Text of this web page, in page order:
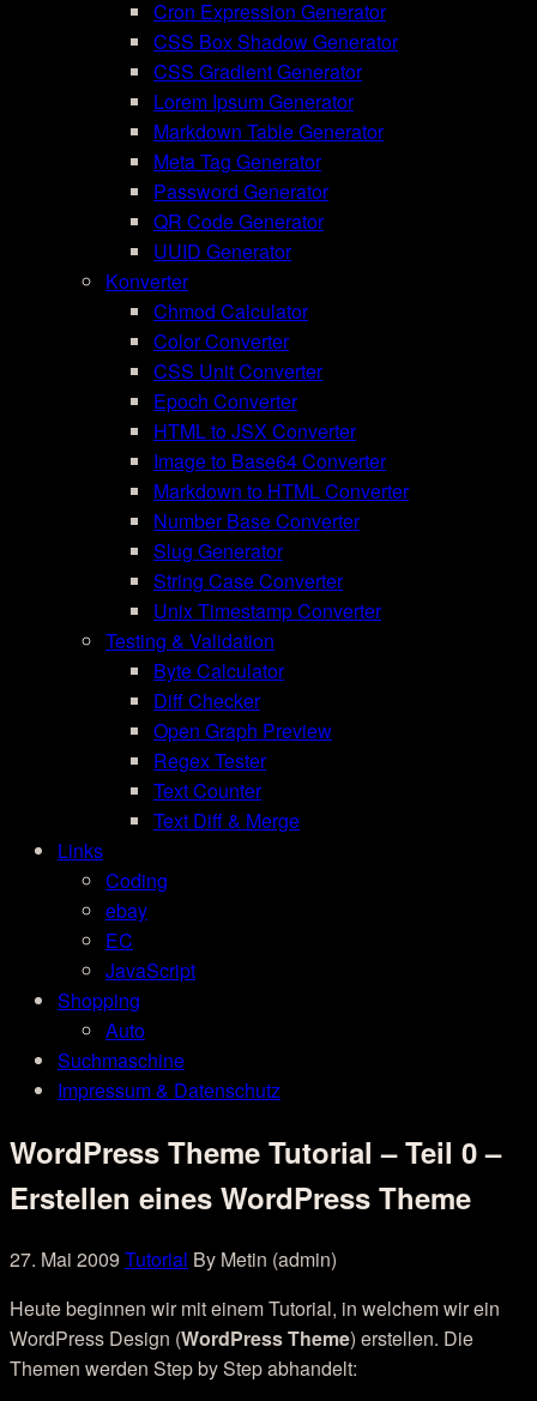
Cron Expression Generator
CSS Box Shadow Generator
CSS Gradient Generator
Lorem Ipsum Generator
Markdown Table Generator
Meta Tag Generator
Password Generator
QR Code Generator
UUID Generator
Konverter
Chmod Calculator
Color Converter
CSS Unit Converter
Epoch Converter
HTML to JSX Converter
Image to Base64 Converter
Markdown to HTML Converter
Number Base Converter
Slug Generator
String Case Converter
Unix Timestamp Converter
Testing & Validation
Byte Calculator
Diff Checker
Open Graph Preview
Regex Tester
Text Counter
Text Diff & Merge
Links
Coding
ebay
EC
JavaScript
Shopping
Auto
Suchmaschine
Impressum & Datenschutz
WordPress Theme Tutorial – Teil 0 –
Erstellen eines WordPress Theme
27. Mai 2009 Tutorial By Metin (admin)
Heute beginnen wir mit einem Tutorial, in welchem wir ein
WordPress Design (WordPress Theme) erstellen. Die
Themen werden Step by Step abhandelt: